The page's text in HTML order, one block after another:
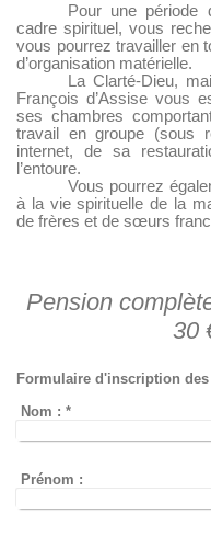
Pour une période
cadre spirituel, vous
vous pourrez travailler en
d’organisation matérielle.
La Clarté-Dieu,
François d’Assise vous
ses chambres
travail en groupe (sous
internet, de sa
l’entoure.
Vous pourrez
à la vie spirituelle de la
de frères et de sœurs
Pension
30
Formulaire d'inscription
Nom : *
Prénom :